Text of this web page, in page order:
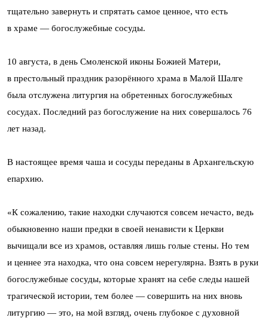
тщательно завернуть и спрятать самое ценное, что есть
в храме — богослужебные сосуды.
10 августа, в день Смоленской иконы Божией Матери,
в престольный праздник разорённого храма в Малой Шалге
была отслужена литургия на обретенных богослужебных
сосудах. Последний раз богослужение на них совершалось 76
лет назад.
В настоящее время чаша и сосуды переданы в Архангельскую
епархию.
«К сожалению, такие находки случаются совсем нечасто, ведь
обыкновенно наши предки в своей ненависти к Церкви
вычищали все из храмов, оставляя лишь голые стены. Но тем
и ценнее эта находка, что она совсем нерегулярна. Взять в руки
богослужебные сосуды, которые хранят на себе следы нашей
трагической истории, тем более — совершить на них вновь
литургию — это, на мой взгляд, очень глубокое с духовной